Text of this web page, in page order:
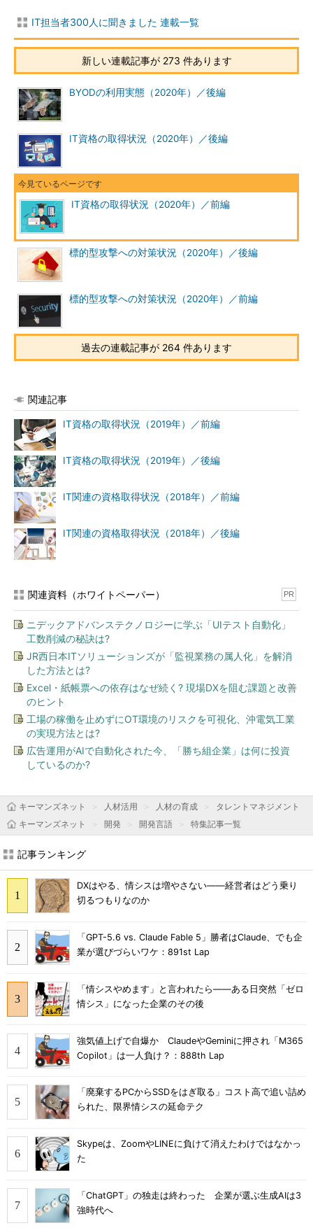
IT担当者300人に聞きました 連載一覧
新しい連載記事が 273 件あります
BYODの利用実態（2020年）／後編
IT資格の取得状況（2020年）／後編
IT資格の取得状況（2020年）／前編
標的型攻撃への対策状況（2020年）／後編
標的型攻撃への対策状況（2020年）／前編
過去の連載記事が 264 件あります
関連記事
IT資格の取得状況（2019年）／前編
IT資格の取得状況（2019年）／後編
IT関連の資格取得状況（2018年）／前編
IT関連の資格取得状況（2018年）／後編
関連資料（ホワイトペーパー） PR
ニデックアドバンステクノロジーに学ぶ「UIテスト自動化」
工数削減の秘訣は?
JR西日本ITソリューションズが「監視業務の属人化」を解消
した方法とは?
Excel・紙帳票への依存はなぜ続く? 現場DXを阻む課題と改善
のヒント
工場の稼働を止めずにOT環境のリスクを可視化、沖電気工業
の実現方法とは?
広告運用がAIで自動化された今、「勝ち組企業」は何に投資
しているのか?
キーマンズネット 人材活用 人材の育成
タレントマネジメント
キーマンズネット
開発 開発言語 特集記事一覧
記事ランキング
DXはやる、情シスは増やさない――経営者はどう乗り
切るつもりなのか
「GPT-5.6 vs. Claude Fable 5」勝者はClaude、でも企
業が選びづらいワケ：891st Lap
「情シスやめます」と言われたら――ある日突然「ゼロ
情シス」になった企業のその後
強気値上げで自爆か ClaudeやGeminiに押され「M365
Copilot」は一人負け？：888th Lap
「廃棄するPCからSSDをはぎ取る」コスト高で追い詰め
られた、限界情シスの延命テク
Skypeは、ZoomやLINEに負けて消えたわけではなかっ
た
「ChatGPT」の独走は終わった 企業が選ぶ生成AIは3
強時代へ